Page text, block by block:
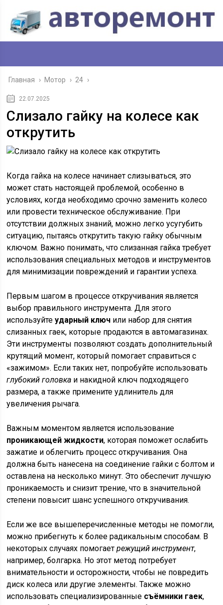
Главная › Мотор › 24 ›
22.07.2025
Слизало гайку на колесе как
открутить
Когда гайка на колесе начинает слизываться, это
может стать настоящей проблемой, особенно в
условиях, когда необходимо срочно заменить колесо
или провести техническое обслуживание. При
отсутствии должных знаний, можно легко усугубить
ситуацию, пытаясь открутить такую гайку обычным
ключом. Важно понимать, что слизанная гайка требует
использования специальных методов и инструментов
для минимизации повреждений и гарантии успеха.
Первым шагом в процессе откручивания является
выбор правильного инструмента. Для этого
используйтеударный ключ или набор для снятия
слизанных гаек, которые продаются в автомагазинах.
Эти инструменты позволяют создать дополнительный
крутящий момент, который помогает справиться с
«зажимом». Если таких нет, попробуйте использовать
глубокий головка и накидной ключ подходящего
размера, а также примените удлинитель для
увеличения рычага.
Важным моментом является использование
проникающей жидкости, которая поможет ослабить
зажатие и облегчить процесс откручивания. Она
должна быть нанесена на соединение гайки с болтом и
оставлена на несколько минут. Это обеспечит лучшую
проникаемость и снизит трение, что в значительной
степени повысит шанс успешного откручивания.
Если же все вышеперечисленные методы не помогли,
можно прибегнуть к более радикальным способам. В
некоторых случаях помогаетрежущий инструмент,
например, болгарка. Но этот метод потребует
внимательности и осторожности, чтобы не повредить
диск колеса или другие элементы. Также можно
использовать специализированные съёмники гаек,